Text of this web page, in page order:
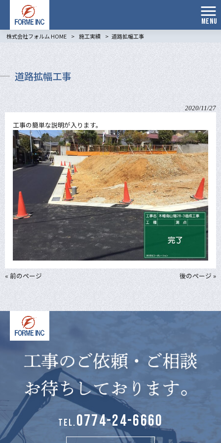
MENU
株式会社フォルム HOME > 施工実績 > 道路拡幅工事
道路拡幅工事
2020/11/27
工事の簡単な説明が入ります。
« 前のページ 後のページ »
TEL. 0774-24-6660